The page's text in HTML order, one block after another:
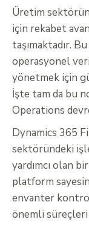
Üretim
için rekabet
taşımaktadır.
operasyonel
yönetmek için
İşte tam da bu
Operations
Dynamics 365
sektöründeki
yardımcı olan
platform
envanter
önemli